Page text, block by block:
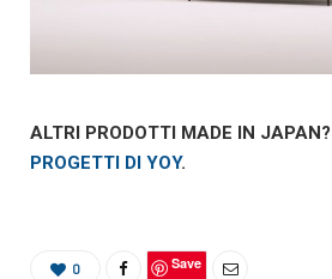
ALTRI PRODOTTI MADE IN JAPAN?
PROGETTI DI YOY.
0 Save